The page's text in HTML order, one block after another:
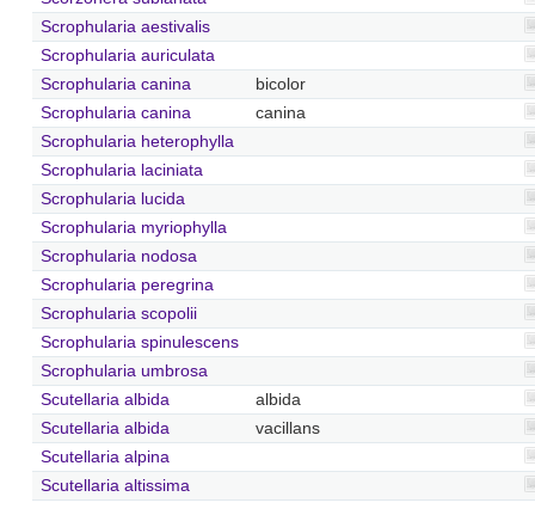
Scrophularia aestivalis
Scrophularia auriculata
Scrophularia canina
bicolor
Scrophularia canina
canina
Scrophularia heterophylla
Scrophularia laciniata
Scrophularia lucida
Scrophularia myriophylla
Scrophularia nodosa
Scrophularia peregrina
Scrophularia scopolii
Scrophularia spinulescens
Scrophularia umbrosa
Scutellaria albida
albida
Scutellaria albida
vacillans
Scutellaria alpina
Scutellaria altissima